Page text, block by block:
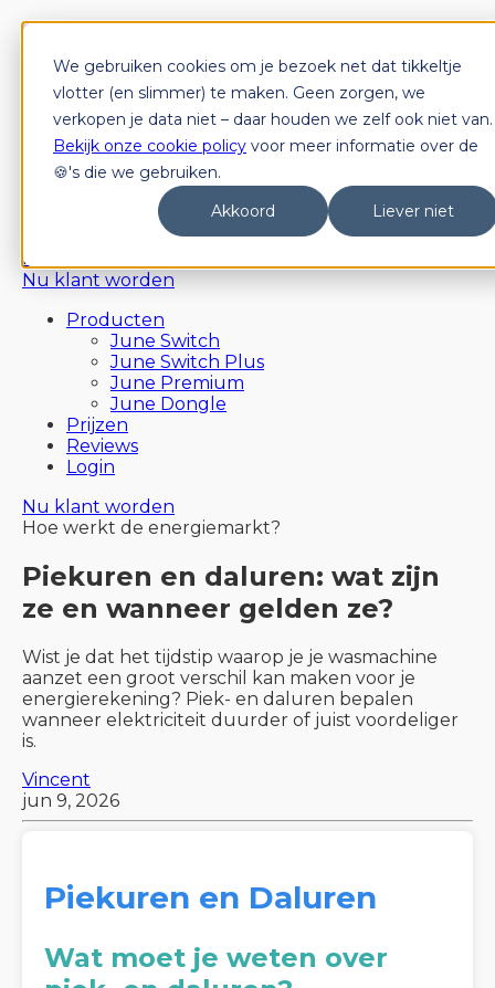
We gebruiken cookies om je bezoek net dat tikkeltje
vlotter (en slimmer) te maken. Geen zorgen, we
verkopen je data niet – daar houden we zelf ook niet van.
Bekijk onze cookie policy voor meer informatie over de
🍪's die we gebruiken.
Akkoord
Liever niet
Producten
June Switch
June Switch Plus
June Premium
June Dongle
Prijzen
Nu klant worden
Nu klant worden
Producten
June Switch
June Switch Plus
June Premium
June Dongle
Prijzen
Reviews
Login
Nu klant worden
Hoe werkt de energiemarkt?
Piekuren en daluren: wat zijn
ze en wanneer gelden ze?
Wist je dat het tijdstip waarop je je wasmachine
aanzet een groot verschil kan maken voor je
energierekening? Piek- en daluren bepalen
wanneer elektriciteit duurder of juist voordeliger
is.
Vincent
jun 9, 2026
Piekuren en Daluren
Wat moet je weten over